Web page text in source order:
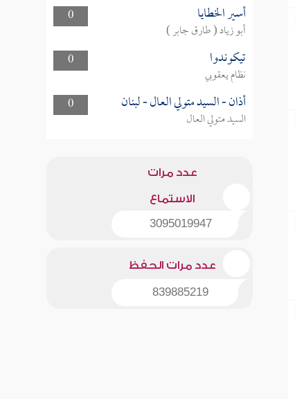
0
أسير الخطايا
أبو زياد ( طارق جابر )
0
تيكوندوا
نظام يعقوبي
0
أذان - السيد متولي العال - لبنان
السيد متولي العال
عدد مرات
الاستماع
3095019947
عدد مرات الحفظ
839885219